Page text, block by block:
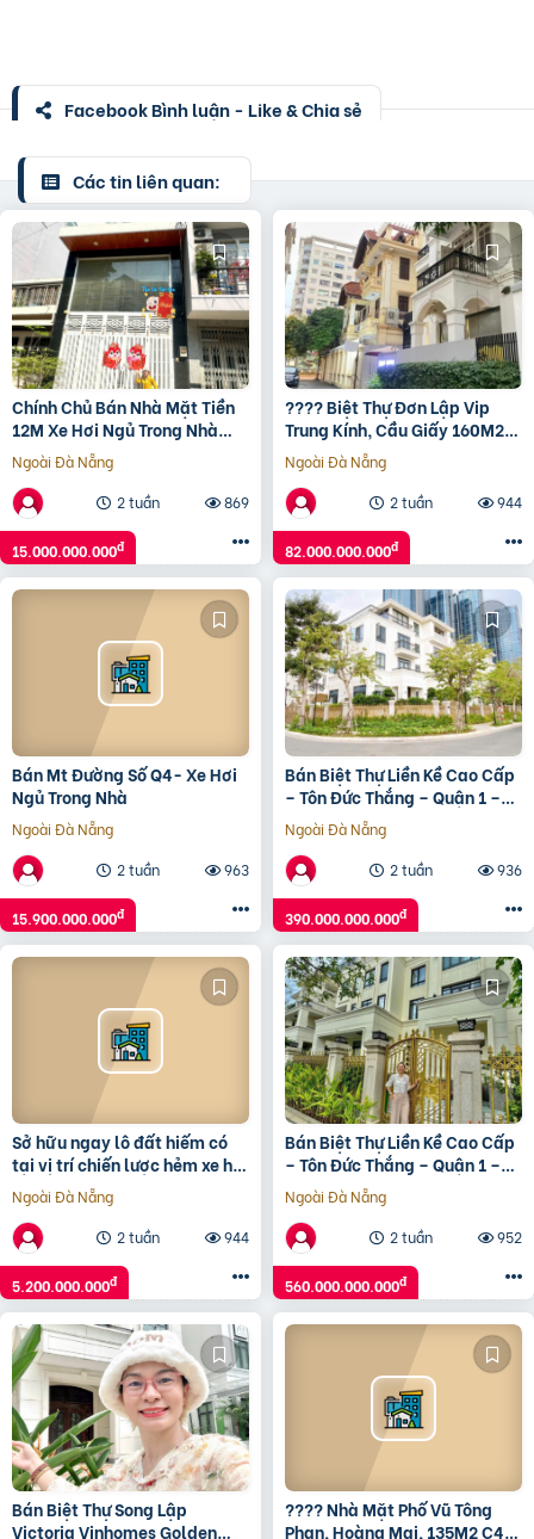
Facebook Bình luận - Like & Chia sẻ
Các tin liên quan:
Chính Chủ Bán Nhà Mặt Tiền
12M Xe Hơi Ngủ Trong Nhà
View Trường Tiểu Học Nguyễn
Văn Trỗi – Đường
Ngoài Đà Nẵng
2 tuần
869
15.000.000.000đ
???? Biệt Thự Đơn Lập Vip
Trung Kính, Cầu Giấy 160M2
4T Mt 13M, Chỉ 45 Tỷ ????
Ngoài Đà Nẵng
2 tuần
944
82.000.000.000đ
Bán Mt Đường Số Q4- Xe Hơi
Ngủ Trong Nhà
Ngoài Đà Nẵng
2 tuần
963
15.900.000.000đ
Bán Biệt Thự Liền Kề Cao Cấp
– Tôn Đức Thắng – Quận 1 –
390 Tỷ Bán Biệt Thự Liền Kề
Quận 1, 352M2,
Ngoài Đà Nẵng
2 tuần
936
390.000.000.000đ
Sở hữu ngay lô đất hiếm có
tại vị trí chiến lược hẻm xe hơi
nhỉnh 5 tỷ
Ngoài Đà Nẵng
2 tuần
944
5.200.000.000đ
Bán Biệt Thự Liền Kề Cao Cấp
– Tôn Đức Thắng – Quận 1 –
560 Tỷ
Ngoài Đà Nẵng
2 tuần
952
560.000.000.000đ
Bán Biệt Thự Song Lập
Victoria Vinhomes Golden
???? Nhà Mặt Phố Vũ Tông
Phan, Hoàng Mai, 135M2 C4